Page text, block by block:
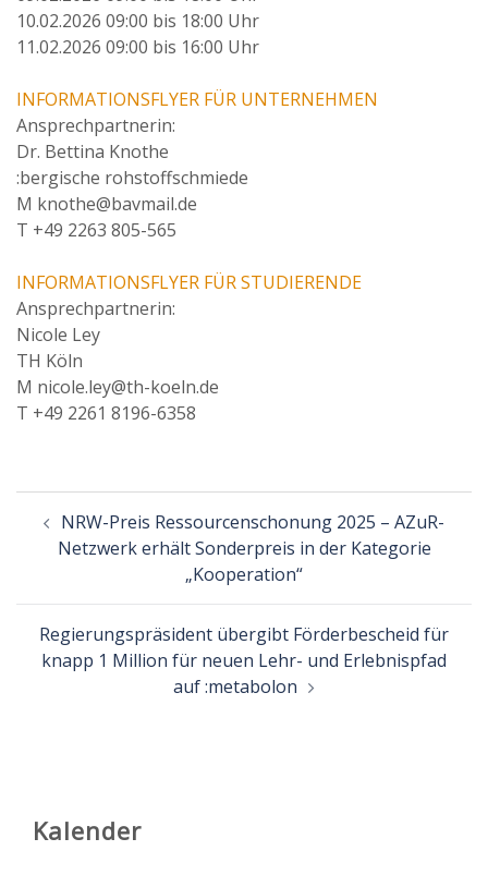
10.02.2026 09:00 bis 18:00 Uhr
11.02.2026 09:00 bis 16:00 Uhr
INFORMATIONSFLYER FÜR UNTERNEHMEN
Ansprechpartnerin:
Dr. Bettina Knothe
:bergische rohstoffschmiede
M knothe@bavmail.de
T +49 2263 805-565
INFORMATIONSFLYER FÜR STUDIERENDE
Ansprechpartnerin:
Nicole Ley
TH Köln
M nicole.ley@th-koeln.de
T +49 2261 8196-6358
Beitragsnavigation
NRW-Preis Ressourcenschonung 2025 – AZuR-
Netzwerk erhält Sonderpreis in der Kategorie
„Kooperation“
Regierungspräsident übergibt Förderbescheid für
knapp 1 Million für neuen Lehr- und Erlebnispfad
auf :metabolon
Kalender